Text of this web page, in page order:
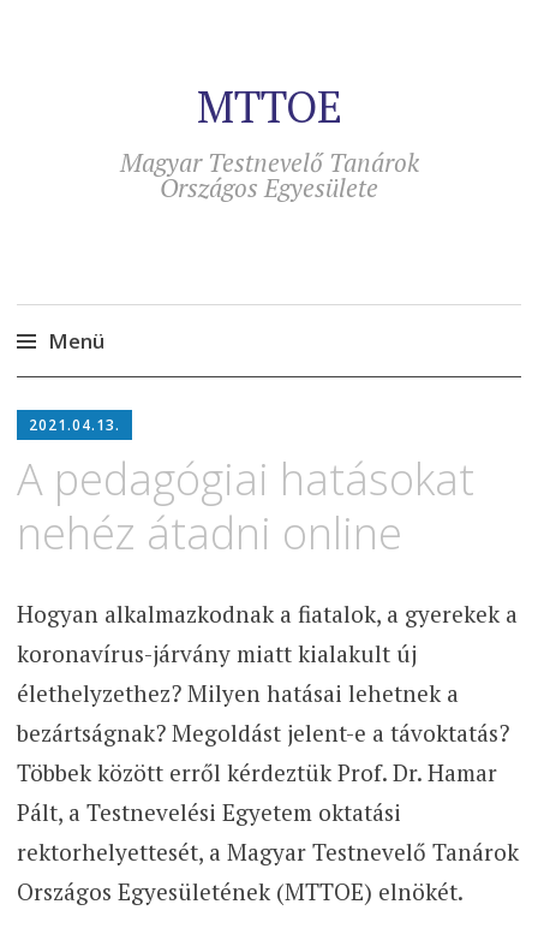
MTTOE
Magyar Testnevelő Tanárok
Országos Egyesülete
Menü
tartalomra
2021.04.13.
A pedagógiai hatásokat
nehéz átadni online
Hogyan alkalmazkodnak a fiatalok, a gyerekek a
koronavírus-járvány miatt kialakult új
élethelyzethez? Milyen hatásai lehetnek a
bezártságnak? Megoldást jelent-e a távoktatás?
Többek között erről kérdeztük Prof. Dr. Hamar
Pált, a Testnevelési Egyetem oktatási
rektorhelyettesét, a Magyar Testnevelő Tanárok
Országos Egyesületének (MTTOE) elnökét.